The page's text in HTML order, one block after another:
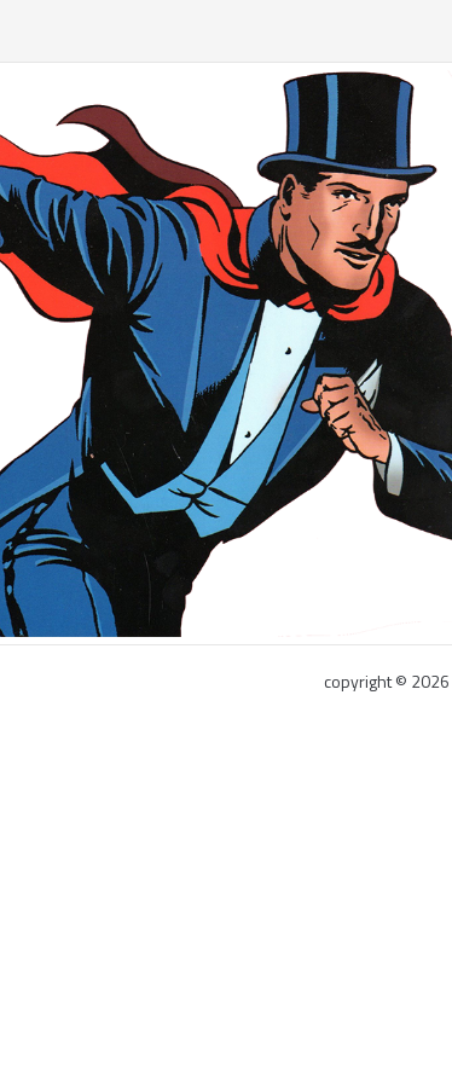
copyright © 2026